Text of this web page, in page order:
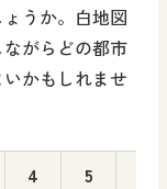
うか。白地図
がらどの都市
かもしれませ
4 5